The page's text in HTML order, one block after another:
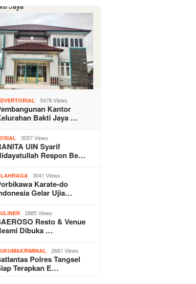
5478 Views
Kantor
Bakti Jaya …
3057 Views
UIN Syarif
Respon Be…
3041 Views
Karate-do
Gelar Ujia…
2885 Views
Resto & Venue
Dibuka …
2681 Views
Polres Tangsel
Terapkan E…